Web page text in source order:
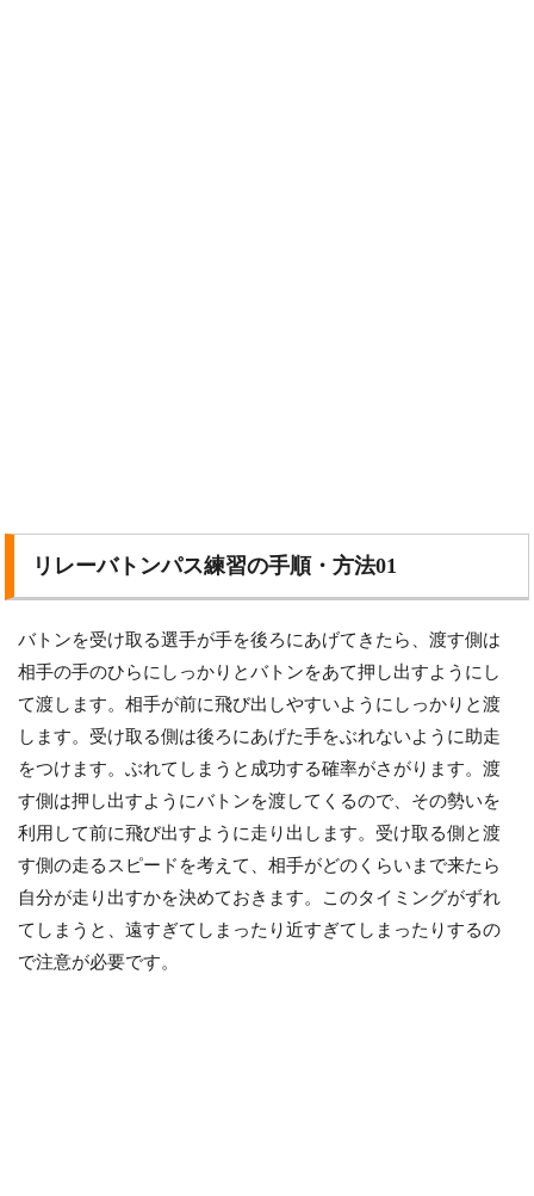
リレーバトンパス練習の手順・方法01
バトンを受け取る選手が手を後ろにあげてきたら、渡す側は
相手の手のひらにしっかりとバトンをあて押し出すようにし
て渡します。相手が前に飛び出しやすいようにしっかりと渡
します。受け取る側は後ろにあげた手をぶれないように助走
をつけます。ぶれてしまうと成功する確率がさがります。渡
す側は押し出すようにバトンを渡してくるので、その勢いを
利用して前に飛び出すように走り出します。受け取る側と渡
す側の走るスピードを考えて、相手がどのくらいまで来たら
自分が走り出すかを決めておきます。このタイミングがずれ
てしまうと、遠すぎてしまったり近すぎてしまったりするの
で注意が必要です。